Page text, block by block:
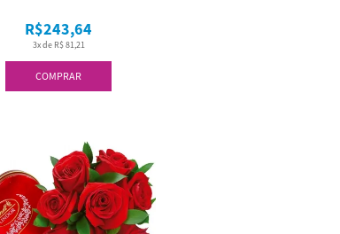
COMPRAR
3x de R$ 81,21
R$243,64